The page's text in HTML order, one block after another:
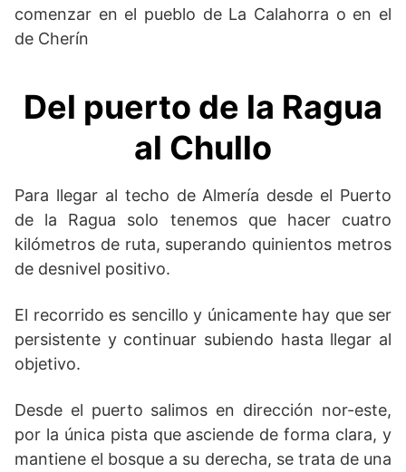
comenzar en el pueblo de La Calahorra o en el
de Cherín
Del puerto de la Ragua
al Chullo
Para llegar al techo de Almería desde el Puerto
de la Ragua solo tenemos que hacer cuatro
kilómetros de ruta, superando quinientos metros
de desnivel positivo.
El recorrido es sencillo y únicamente hay que ser
persistente y continuar subiendo hasta llegar al
objetivo.
Desde el puerto salimos en dirección nor-este,
por la única pista que asciende de forma clara, y
mantiene el bosque a su derecha, se trata de una